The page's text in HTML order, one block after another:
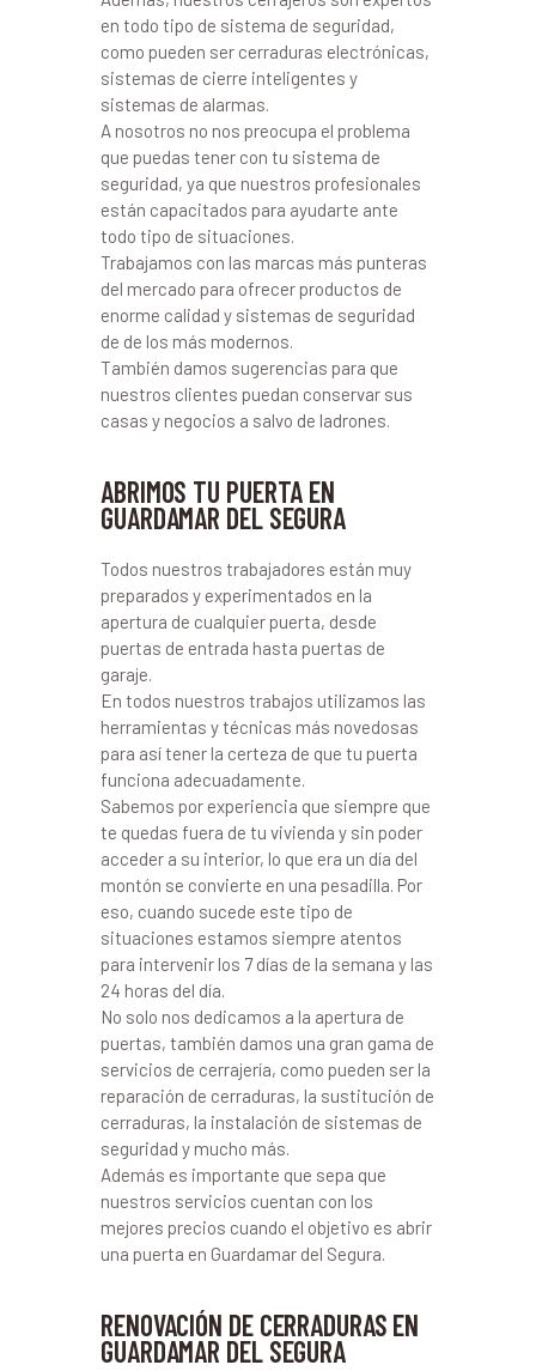
en todo tipo de sistema de seguridad,
como pueden ser cerraduras electrónicas,
sistemas de cierre inteligentes y
sistemas de alarmas.
A nosotros no nos preocupa el problema
que puedas tener con tu sistema de
seguridad, ya que nuestros profesionales
están capacitados para ayudarte ante
todo tipo de situaciones.
Trabajamos con las marcas más punteras
del mercado para ofrecer productos de
enorme calidad y sistemas de seguridad
de de los más modernos.
También damos sugerencias para que
nuestros clientes puedan conservar sus
casas y negocios a salvo de ladrones.
ABRIMOS TU PUERTA EN
GUARDAMAR DEL SEGURA
Todos nuestros trabajadores están muy
preparados y experimentados en la
apertura de cualquier puerta, desde
puertas de entrada hasta puertas de
garaje.
En todos nuestros trabajos utilizamos las
herramientas y técnicas más novedosas
para así tener la certeza de que tu puerta
funciona adecuadamente.
Sabemos por experiencia que siempre que
te quedas fuera de tu vivienda y sin poder
acceder a su interior, lo que era un día del
montón se convierte en una pesadilla. Por
eso, cuando sucede este tipo de
situaciones estamos siempre atentos
para intervenir los 7 días de la semana y las
24 horas del día.
No solo nos dedicamos a la apertura de
puertas, también damos una gran gama de
servicios de cerrajería, como pueden ser la
reparación de cerraduras, la sustitución de
cerraduras, la instalación de sistemas de
seguridad y mucho más.
Además es importante que sepa que
nuestros servicios cuentan con los
mejores precios cuando el objetivo es abrir
una puerta en Guardamar del Segura.
RENOVACIÓN DE CERRADURAS EN
GUARDAMAR DEL SEGURA